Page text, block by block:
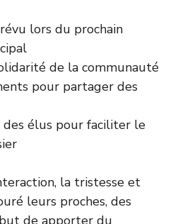
lors du prochain
de la communauté
pour partager des
élus pour faciliter le
la tristesse et
leurs proches, des
de apporter du